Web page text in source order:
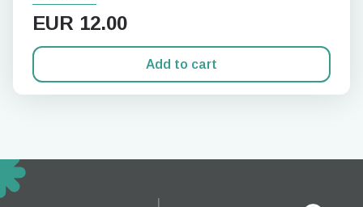
EUR 12.00
Add to cart